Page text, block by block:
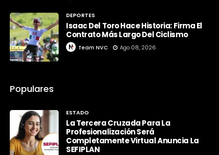
DEPORTES
Isaac Del Toro Hace Historia: Firma El
Contrato Más Largo Del Ciclismo
Team NVC Ago 08, 2026
Populares
ESTADO
La Tercera Cruzada Para La
Profesionalización Será
Completamente Virtual Anuncia La
SEFIPLAN